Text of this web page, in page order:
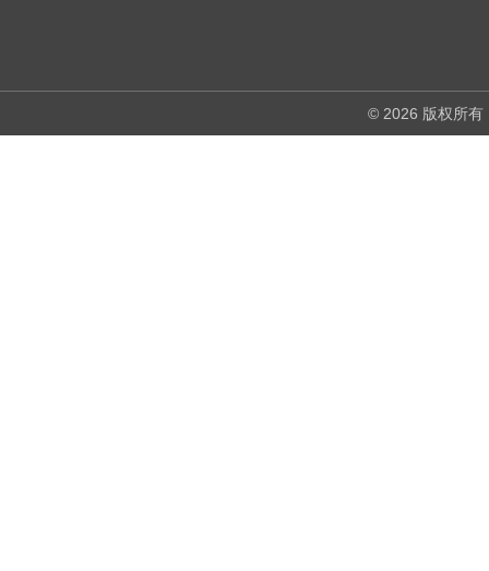
© 2026 版权所